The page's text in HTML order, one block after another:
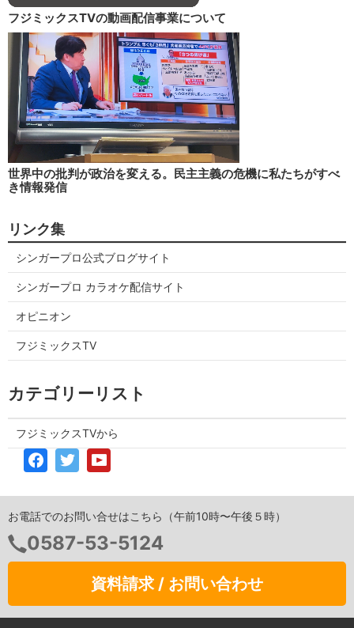
フジミックスTVの動画配信事業について
世界中の批判が政治を変える。民主主義の危機に私たちがすべ
き情報発信
リンク集
シンガープロ公式ブログサイト
シンガープロ カラオケ配信サイト
オピニオン
フジミックスTV
カテゴリーリスト
フジミックスTVから
お電話でのお問い合せはこちら（午前10時〜午後５時）
0587-53-5124
資料請求 / お問い合わせ